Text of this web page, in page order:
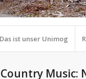
Das ist unser Unimog
Music: